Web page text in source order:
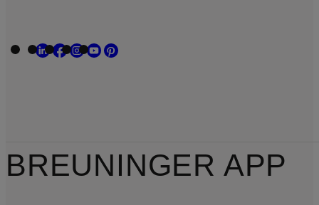
BREUNINGER APP